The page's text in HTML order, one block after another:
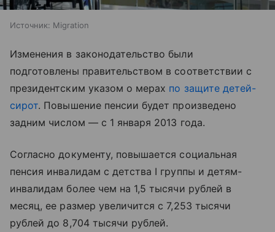
Источник: Migration
Изменения в законодательство были
подготовлены правительством в соответствии с
президентским указом о мерах по защите детей-
сирот. Повышение пенсии будет произведено
задним числом — с 1 января 2013 года.
Согласно документу, повышается социальная
пенсия инвалидам с детства I группы и детям-
инвалидам более чем на 1,5 тысячи рублей в
месяц, ее размер увеличится с 7,253 тысячи
рублей до 8,704 тысячи рублей.